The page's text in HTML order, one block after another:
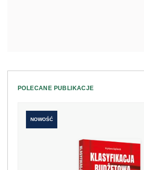
POLECANE PUBLIKACJE
NOWOŚĆ